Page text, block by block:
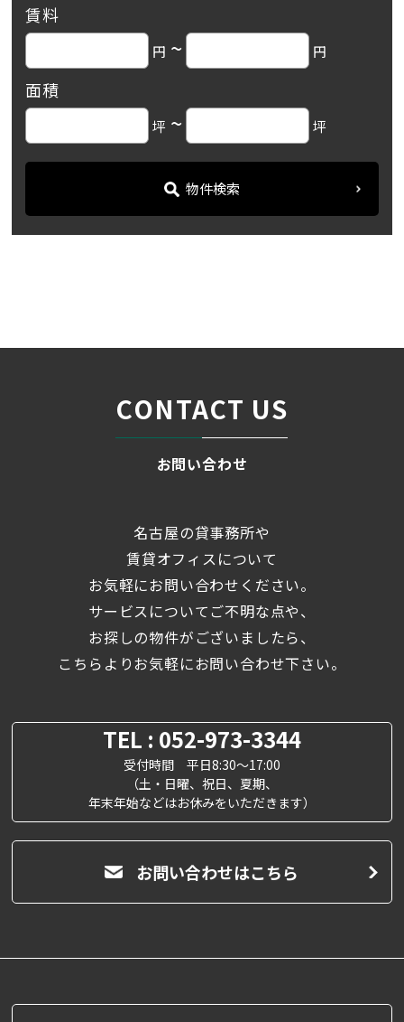
賃料
円 ~ 円
面積
坪 ~ 坪
物件検索
CONTACT US
お問い合わせ
名古屋の貸事務所や
賃貸オフィスについて
お気軽にお問い合わせください。
サービスについてご不明な点や、
お探しの物件がございましたら、
こちらよりお気軽にお問い合わせ下さい。
TEL : 052-973-3344
受付時間 平日8:30～17:00
（土・日曜、祝日、夏期、
年末年始などはお休みをいただきます）
お問い合わせはこちら